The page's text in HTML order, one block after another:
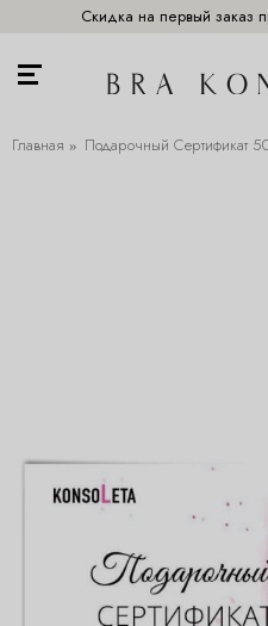
Скидка на первый заказ
Главная Подарочный Сертификат